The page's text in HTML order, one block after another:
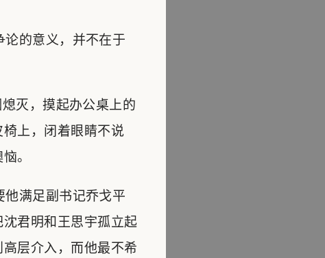
的意义，并不在于
灭，摸起办公桌上的
上，闭着眼睛不说
。
满足副书记乔戈平
君明和王思宇孤立起
层介入，而他最不希